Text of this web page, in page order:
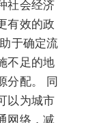
社会经济
有效的政
于确定流
不足的地
分配。 同
以为城市
网络，减